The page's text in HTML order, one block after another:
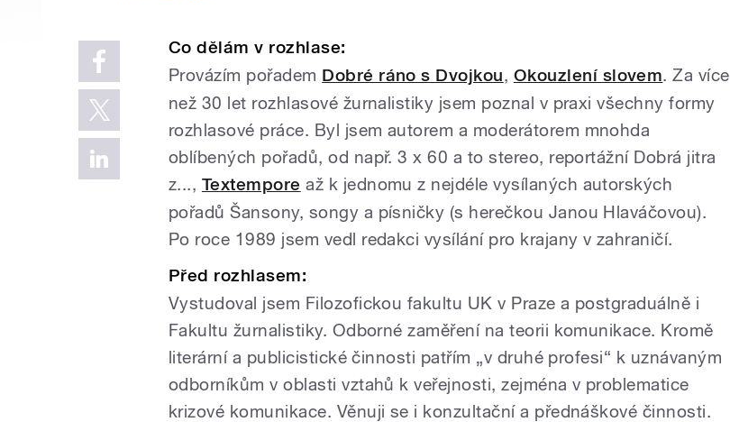
Co dělám v rozhlase:
Provázím pořadem Dobré ráno s Dvojkou, Okouzlení slovem. Za více
než 30 let rozhlasové žurnalistiky jsem poznal v praxi všechny formy
rozhlasové práce. Byl jsem autorem a moderátorem mnohda
oblíbených pořadů, od např. 3 x 60 a to stereo, reportážní Dobrá jitra
z..., Textempore až k jednomu z nejdéle vysílaných autorských
pořadů Šansony, songy a písničky (s herečkou Janou Hlaváčovou).
Po roce 1989 jsem vedl redakci vysílání pro krajany v zahraničí.
Před rozhlasem:
Vystudoval jsem Filozofickou fakultu UK v Praze a postgraduálně i
Fakultu žurnalistiky. Odborné zaměření na teorii komunikace. Kromě
literární a publicistické činnosti patřím „v druhé profesi“ k uznávaným
odborníkům v oblasti vztahů k veřejnosti, zejména v problematice
krizové komunikace. Věnuji se i konzultační a přednáškové činnosti.